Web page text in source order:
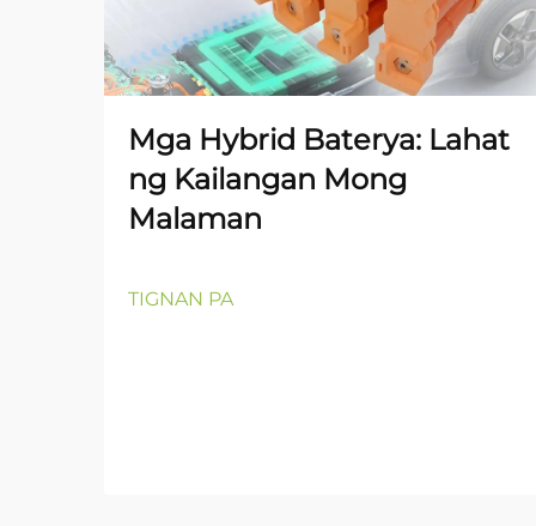
Mga Hybrid Baterya: Lahat
ng Kailangan Mong
Malaman
TIGNAN PA